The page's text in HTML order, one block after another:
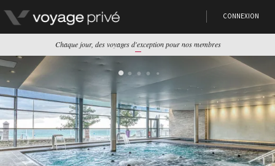
CONNEXION
Chaque jour, des voyages d'exception pour nos membres